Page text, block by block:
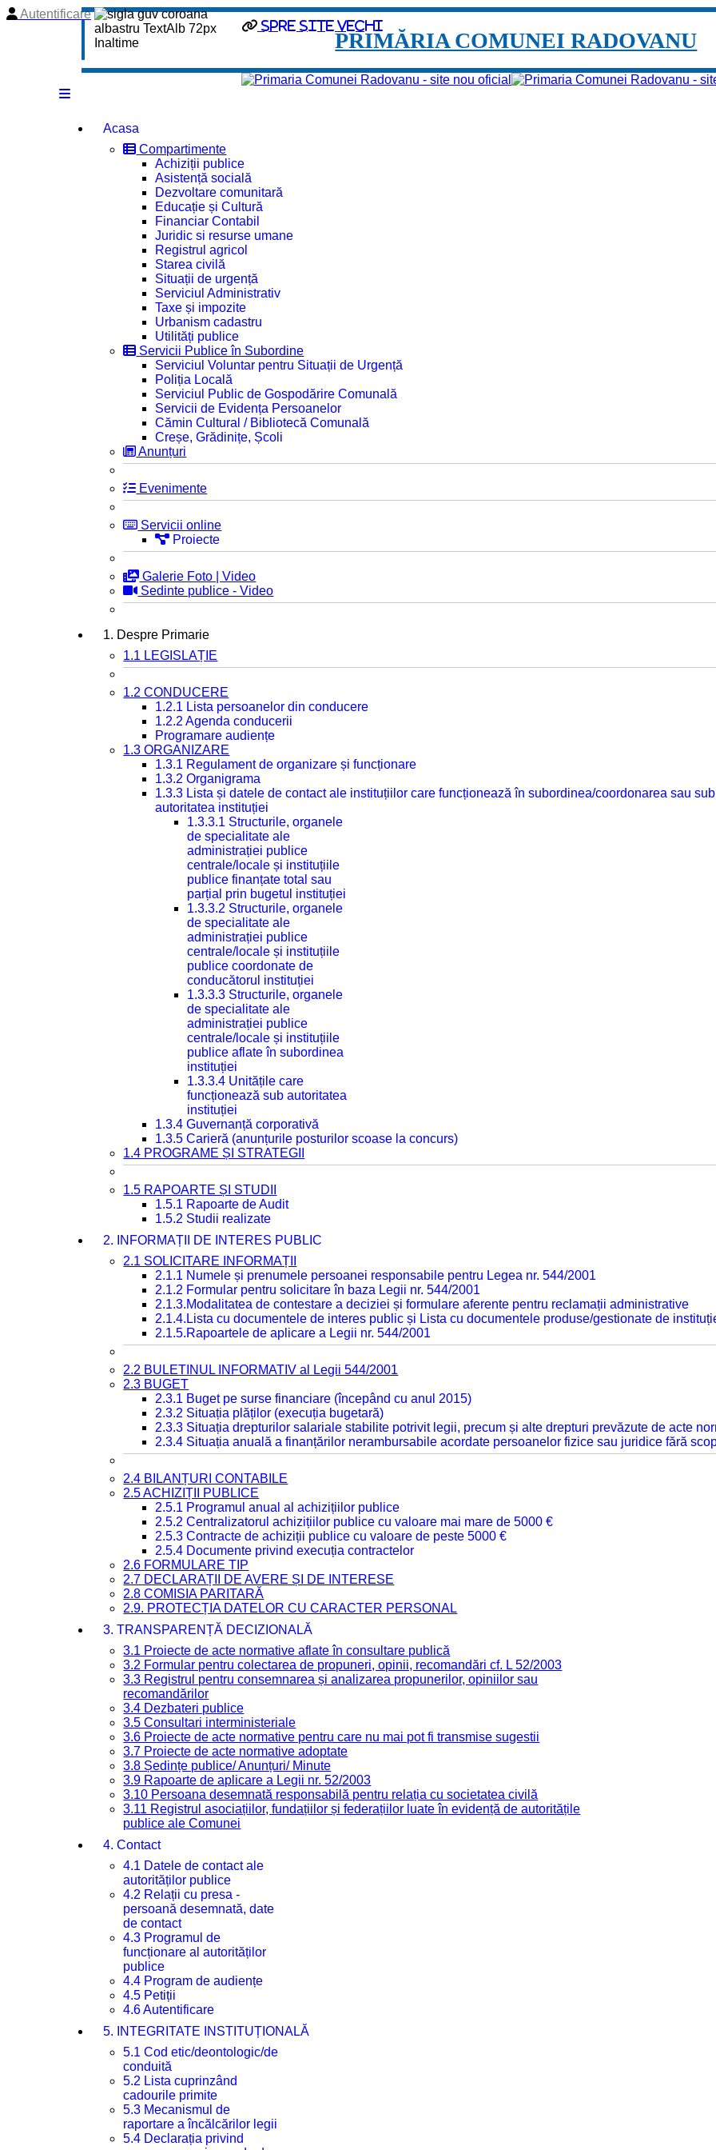
Spre site vechi
Autentificare
PRIMĂRIA COMUNEI RADOVANU
Acasa
Compartimente
Achiziții publice
Asistență socială
Dezvoltare comunitară
Educație și Cultură
Financiar Contabil
Juridic si resurse umane
Registrul agricol
Starea civilă
Situații de urgență
Serviciul Administrativ
Taxe și impozite
Urbanism cadastru
Utilități publice
Servicii Publice în Subordine
Serviciul Voluntar pentru Situații de Urgență
Poliția Locală
Serviciul Public de Gospodărire Comunală
Servicii de Evidența Persoanelor
Cămin Cultural / Bibliotecă Comunală
Creșe, Grădinițe, Școli
Anunțuri
Evenimente
Servicii online
Proiecte
Galerie Foto | Video
Sedinte publice - Video
1. Despre Primarie
1.1 LEGISLAȚIE
1.2 CONDUCERE
1.2.1 Lista persoanelor din conducere
1.2.2 Agenda conducerii
Programare audiențe
1.3 ORGANIZARE
1.3.1 Regulament de organizare și funcționare
1.3.2 Organigrama
1.3.3 Lista și datele de contact ale instituțiilor care funcționează în subordinea/coordonarea sau sub
autoritatea instituției
1.3.3.1 Structurile, organele
de specialitate ale
administrației publice
centrale/locale și instituțiile
publice finanțate total sau
parțial prin bugetul instituției
1.3.3.2 Structurile, organele
de specialitate ale
administrației publice
centrale/locale și instituțiile
publice coordonate de
conducătorul instituției
1.3.3.3 Structurile, organele
de specialitate ale
administrației publice
centrale/locale și instituțiile
publice aflate în subordinea
instituției
1.3.3.4 Unitățile care
funcționează sub autoritatea
instituției
1.3.4 Guvernanță corporativă
1.3.5 Carieră (anunțurile posturilor scoase la concurs)
1.4 PROGRAME ȘI STRATEGII
1.5 RAPOARTE ȘI STUDII
1.5.1 Rapoarte de Audit
1.5.2 Studii realizate
2. INFORMAȚII DE INTERES PUBLIC
2.1 SOLICITARE INFORMAȚII
2.1.1 Numele și prenumele persoanei responsabile pentru Legea nr. 544/2001
2.1.2 Formular pentru solicitare în baza Legii nr. 544/2001
2.1.3.Modalitatea de contestare a deciziei și formulare aferente pentru reclamații administrative
2.1.4.Lista cu documentele de interes public și Lista cu documentele produse/gestionate de
2.1.5.Rapoartele de aplicare a Legii nr. 544/2001
2.2 BULETINUL INFORMATIV al Legii 544/2001
2.3 BUGET
2.3.1 Buget pe surse financiare (începând cu anul 2015)
2.3.2 Situația plăților (execuția bugetară)
2.3.3 Situația drepturilor salariale stabilite potrivit legii, precum și alte drepturi prevăzute de acte
2.3.4 Situația anuală a finanțărilor nerambursabile acordate persoanelor fizice sau juridice fără
2.4 BILANȚURI CONTABILE
2.5 ACHIZIȚII PUBLICE
2.5.1 Programul anual al achizițiilor publice
2.5.2 Centralizatorul achizițiilor publice cu valoare mai mare de 5000 €
2.5.3 Contracte de achiziții publice cu valoare de peste 5000 €
2.5.4 Documente privind execuția contractelor
2.6 FORMULARE TIP
2.7 DECLARAȚII DE AVERE ȘI DE INTERESE
2.8 COMISIA PARITARĂ
2.9. PROTECȚIA DATELOR CU CARACTER PERSONAL
3. TRANSPARENȚĂ DECIZIONALĂ
3.1 Proiecte de acte normative aflate în consultare publică
3.2 Formular pentru colectarea de propuneri, opinii, recomandări cf. L 52/2003
3.3 Registrul pentru consemnarea și analizarea propunerilor, opiniilor sau
recomandărilor
3.4 Dezbateri publice
3.5 Consultari interministeriale
3.6 Proiecte de acte normative pentru care nu mai pot fi transmise sugestii
3.7 Proiecte de acte normative adoptate
3.8 Ședințe publice/ Anunțuri/ Minute
3.9 Rapoarte de aplicare a Legii nr. 52/2003
3.10 Persoana desemnată responsabilă pentru relația cu societatea civilă
3.11 Registrul asociațiilor, fundațiilor și federațiilor luate în evidență de autoritățile
publice ale Comunei
4. Contact
4.1 Datele de contact ale
autorităților publice
4.2 Relații cu presa -
persoană desemnată, date
de contact
4.3 Programul de
funcționare al autorităților
publice
4.4 Program de audiențe
4.5 Petiții
4.6 Autentificare
5. INTEGRITATE INSTITUȚIONALĂ
5.1 Cod etic/deontologic/de
conduită
5.2 Lista cuprinzând
cadourile primite
5.3 Mecanismul de
raportare a încălcărilor legii
5.4 Declarația privind